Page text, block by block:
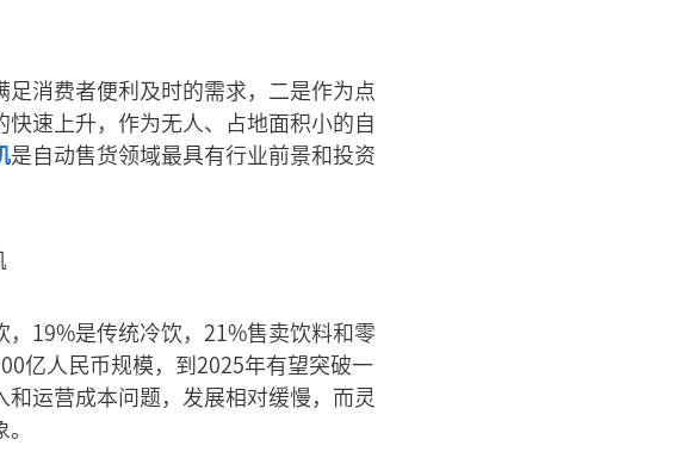
消费者便利及时的需求，二是作为点
速上升，作为无人、占地面积小的自
是自动售货领域最具有行业前景和投资
19%是传统冷饮，21%售卖饮料和零
亿人民币规模，到2025年有望突破一
运营成本问题，发展相对缓慢，而灵